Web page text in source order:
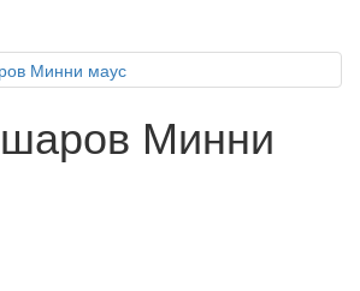
Минни